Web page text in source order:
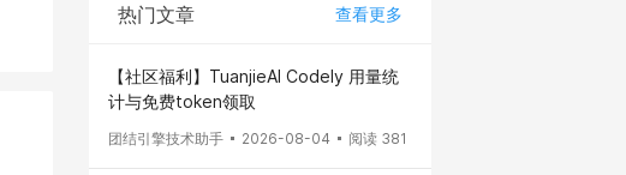
热门文章 查看更多
【社区福利】TuanjieAI Codely 用量统
计与免费token领取
团结引擎技术助手 2026-08-04 阅读 381